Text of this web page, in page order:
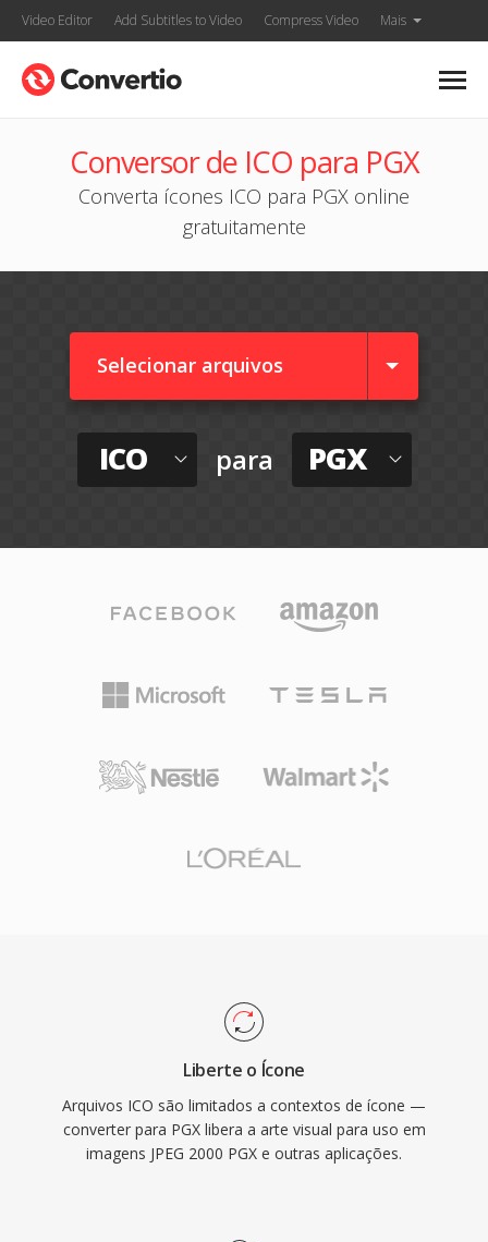
Video Editor Add Subtitles to Video Compress Video Mais
Conversor de ICO para PGX
Converta ícones ICO para PGX online
gratuitamente
Selecionar arquivos
ICO para PGX
Liberte o Ícone
Arquivos ICO são limitados a contextos de ícone —
converter para PGX libera a arte visual para uso em
imagens JPEG 2000 PGX e outras aplicações.